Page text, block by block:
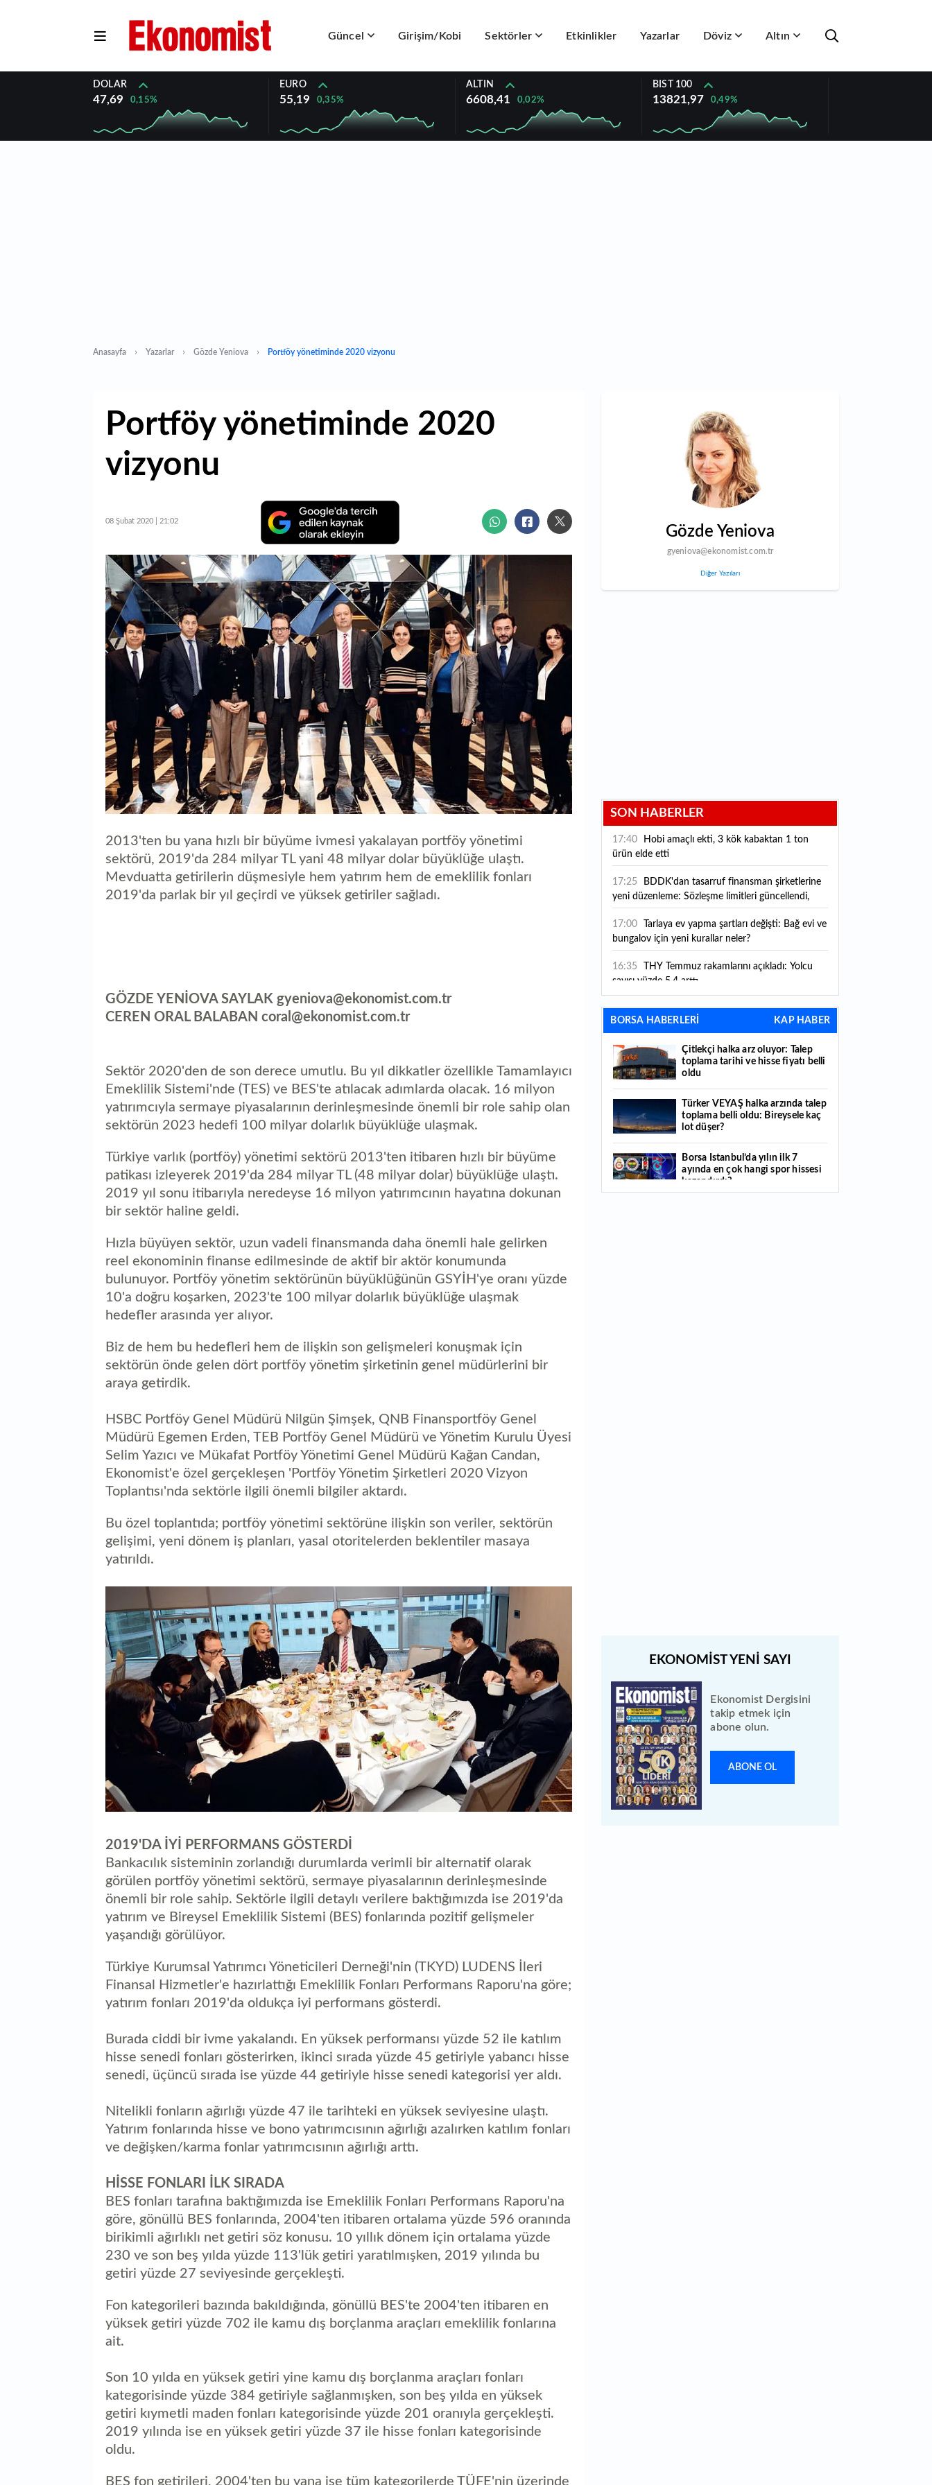
Güncel Girişim/Kobi Sektörler Etkinlikler Yazarlar Döviz Altın
DOLAR
47,69 0,15%
EURO
55,19 0,35%
ALTIN
6608,41 0,02%
BIST 100
13821,97 0,49%
Anasayfa Yazarlar Gözde Yeniova Portföy yönetiminde 2020 vizyonu
Portföy yönetiminde 2020
vizyonu
08 Şubat 2020 | 21:02
2013'ten bu yana hızlı bir büyüme ivmesi yakalayan portföy yönetimi
sektörü, 2019'da 284 milyar TL yani 48 milyar dolar büyüklüğe ulaştı.
Mevduatta getirilerin düşmesiyle hem yatırım hem de emeklilik fonları
2019'da parlak bir yıl geçirdi ve yüksek getiriler sağladı.
GÖZDE YENİOVA SAYLAK gyeniova@ekonomist.com.tr
CEREN ORAL BALABAN coral@ekonomist.com.tr
Sektör 2020'den de son derece umutlu. Bu yıl dikkatler özellikle Tamamlayıcı
Emeklilik Sistemi'nde (TES) ve BES'te atılacak adımlarda olacak. 16 milyon
yatırımcıyla sermaye piyasalarının derinleşmesinde önemli bir role sahip olan
sektörün 2023 hedefi 100 milyar dolarlık büyüklüğe ulaşmak.
Türkiye varlık (portföy) yönetimi sektörü 2013'ten itibaren hızlı bir büyüme
patikası izleyerek 2019'da 284 milyar TL (48 milyar dolar) büyüklüğe ulaştı.
2019 yıl sonu itibarıyla neredeyse 16 milyon yatırımcının hayatına dokunan
bir sektör haline geldi.
Hızla büyüyen sektör, uzun vadeli finansmanda daha önemli hale gelirken
reel ekonominin finanse edilmesinde de aktif bir aktör konumunda
bulunuyor. Portföy yönetim sektörünün büyüklüğünün GSYİH'ye oranı yüzde
10'a doğru koşarken, 2023'te 100 milyar dolarlık büyüklüğe ulaşmak
hedefler arasında yer alıyor.
Biz de hem bu hedefleri hem de ilişkin son gelişmeleri konuşmak için
sektörün önde gelen dört portföy yönetim şirketinin genel müdürlerini bir
araya getirdik.
HSBC Portföy Genel Müdürü Nilgün Şimşek, QNB Finansportföy Genel
Müdürü Egemen Erden, TEB Portföy Genel Müdürü ve Yönetim Kurulu Üyesi
Selim Yazıcı ve Mükafat Portföy Yönetimi Genel Müdürü Kağan Candan,
Ekonomist'e özel gerçekleşen 'Portföy Yönetim Şirketleri 2020 Vizyon
Toplantısı'nda sektörle ilgili önemli bilgiler aktardı.
Bu özel toplantıda; portföy yönetimi sektörüne ilişkin son veriler, sektörün
gelişimi, yeni dönem iş planları, yasal otoritelerden beklentiler masaya
yatırıldı.
2019'DA İYİ PERFORMANS GÖSTERDİ
Bankacılık sisteminin zorlandığı durumlarda verimli bir alternatif olarak
görülen portföy yönetimi sektörü, sermaye piyasalarının derinleşmesinde
önemli bir role sahip. Sektörle ilgili detaylı verilere baktığımızda ise 2019'da
yatırım ve Bireysel Emeklilik Sistemi (BES) fonlarında pozitif gelişmeler
yaşandığı görülüyor.
Türkiye Kurumsal Yatırımcı Yöneticileri Derneği'nin (TKYD) LUDENS İleri
Finansal Hizmetler'e hazırlattığı Emeklilik Fonları Performans Raporu'na göre;
yatırım fonları 2019'da oldukça iyi performans gösterdi.
Burada ciddi bir ivme yakalandı. En yüksek performansı yüzde 52 ile katılım
hisse senedi fonları gösterirken, ikinci sırada yüzde 45 getiriyle yabancı hisse
senedi, üçüncü sırada ise yüzde 44 getiriyle hisse senedi kategorisi yer aldı.
Nitelikli fonların ağırlığı yüzde 47 ile tarihteki en yüksek seviyesine ulaştı.
Yatırım fonlarında hisse ve bono yatırımcısının ağırlığı azalırken katılım fonları
ve değişken/karma fonlar yatırımcısının ağırlığı arttı.
HİSSE FONLARI İLK SIRADA
BES fonları tarafına baktığımızda ise Emeklilik Fonları Performans Raporu'na
göre, gönüllü BES fonlarında, 2004'ten itibaren ortalama yüzde 596 oranında
birikimli ağırlıklı net getiri söz konusu. 10 yıllık dönem için ortalama yüzde
230 ve son beş yılda yüzde 113'lük getiri yaratılmışken, 2019 yılında bu
getiri yüzde 27 seviyesinde gerçekleşti.
Fon kategorileri bazında bakıldığında, gönüllü BES'te 2004'ten itibaren en
yüksek getiri yüzde 702 ile kamu dış borçlanma araçları emeklilik fonlarına
ait.
Son 10 yılda en yüksek getiri yine kamu dış borçlanma araçları fonları
kategorisinde yüzde 384 getiriyle sağlanmışken, son beş yılda en yüksek
getiri kıymetli maden fonları kategorisinde yüzde 201 oranıyla gerçekleşti.
2019 yılında ise en yüksek getiri yüzde 37 ile hisse fonları kategorisinde
oldu.
BES fon getirileri, 2004'ten bu yana ise tüm kategorilerde TÜFE'nin üzerinde
Gözde Yeniova
gyeniova@ekonomist.com.tr
Diğer Yazıları
SON HABERLER
17:40
ürün elde etti
17:25
yeni düzenleme: Sözleşme limitleri güncellendi,
yeni kurallar yürürlüğe girdi
17:00
bungalov için yeni kurallar neler?
16:35
sayısı yüzde 5,4 arttı
16:27 Piyasaların beklediği veri geldi: ABD tarım
dışı istihdam rakamları açıklandı
16:24 Çitlekçi halka arz oluyor: Talep toplama
tarihi ve hisse fiyatı belli oldu
yapmak istediğini savundu
16:04 Boğaz’ın kıtaları birleştiren ruhu Memorial
16:01 Hafta sonu hava nasıl olacak?
BORSA HABERLERİ KAP HABER
Çitlekçi halka arz oluyor: Talep
toplama tarihi ve hisse fiyatı belli
oldu
Türker VEYAŞ halka arzında talep
toplama belli oldu: Bireysele kaç
lot düşer?
Borsa İstanbul’da yılın ilk 7
ayında en çok hangi spor hissesi
kazandırdı?
Ekonomist Dergisini
takip etmek için
abone olun.
ABONE OL